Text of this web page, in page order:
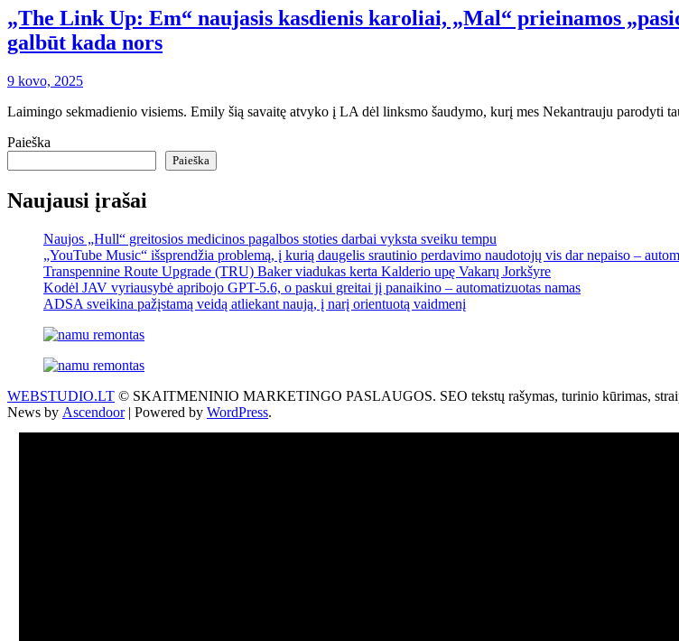
„The Link Up: Em“ naujasis kasdienis karoliai, „Mal“ prieinamos
galbūt kada nors
9 kovo, 2025
Laimingo sekmadienio visiems. Emily šią savaitę atvyko į LA dėl linksmo šaudymo, kurį mes Nekantrauju parodyti
Paieška
Paieška
Naujausi įrašai
Naujos „Hull“ greitosios medicinos pagalbos stoties darbai vyksta sveiku tempu
„YouTube Music“ išsprendžia problemą, į kurią daugelis srautinio perdavimo naudotojų vis dar nepaiso –
Transpennine Route Upgrade (TRU) Baker viadukas kerta Kalderio upę Vakarų Jorkšyre
Kodėl JAV vyriausybė apribojo GPT-5.6, o paskui greitai jį panaikino – automatizuotas namas
ADSA sveikina pažįstamą veidą atliekant naują, į narį orientuotą vaidmenį
WEBSTUDIO.LT © SKAITMENINIO MARKETINGO PASLAUGOS. SEO tekstų rašymas, turinio kūrimas,
News by Ascendoor| Powered by WordPress.